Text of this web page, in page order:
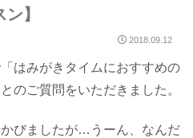
】
2018.09.12
はみがきタイムにおすすめの
のご質問をいただきました。
びましたが…うーん、なんだ